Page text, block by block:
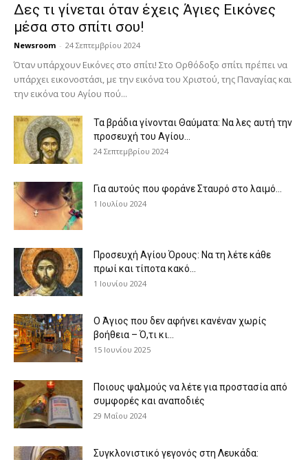
Δες τι γίνεται όταν έχεις Άγιες Εικόνες
μέσα στο σπίτι σου!
Newsroom - 24 Σεπτεμβρίου 2024
Όταν υπάρχουν Εικόνες στο σπίτι! Στο Ορθόδοξο σπίτι πρέπει να
υπάρχει εικονοστάσι, με την εικόνα του Χριστού, της Παν­αγίας και
την εικόνα του Αγίου πού...
Τα βράδια γίνονται Θαύματα: Να λες αυτή την
προσευχή του Αγίου...
24 Σεπτεμβρίου 2024
Για αυτούς που φοράνε Σταυρό στο λαιμό…
1 Ιουλίου 2024
Προσευχή Αγίου Όρους: Να τη λέτε κάθε
πρωί και τίποτα κακό...
1 Ιουνίου 2024
Ο Άγιος που δεν αφήνει κανέναν χωρίς
βοήθεια – Ό,τι κι...
15 Ιουνίου 2025
Ποιους ψαλμούς να λέτε για προστασία από
συμφορές και αναποδιές
29 Μαΐου 2024
Συγκλονιστικό γεγονός στη Λευκάδα: